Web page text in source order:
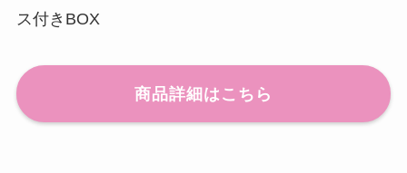
ス付きBOX
商品詳細はこちら